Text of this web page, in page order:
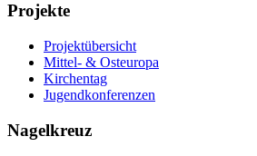
Projekte
Projektübersicht
Mittel- & Osteuropa
Kirchentag
Jugendkonferenzen
Nagelkreuz